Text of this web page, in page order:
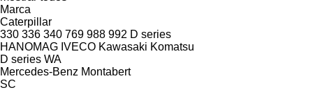
Marca
Caterpillar
330 336 340 769 988 992 D series
HANOMAG IVECO Kawasaki Komatsu
D series WA
Mercedes-Benz Montabert
SC